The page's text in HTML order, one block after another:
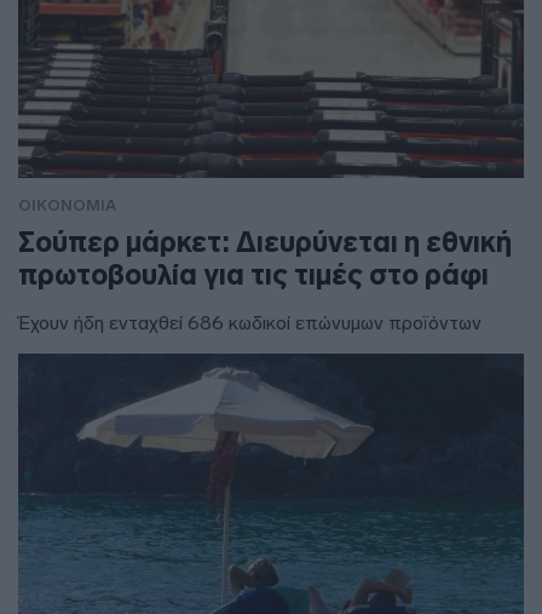
ΟΙΚΟΝΟΜΙΑ
Σούπερ μάρκετ: Διευρύνεται η εθνική
πρωτοβουλία για τις τιμές στο ράφι
Έχουν ήδη ενταχθεί 686 κωδικοί επώνυμων προϊόντων